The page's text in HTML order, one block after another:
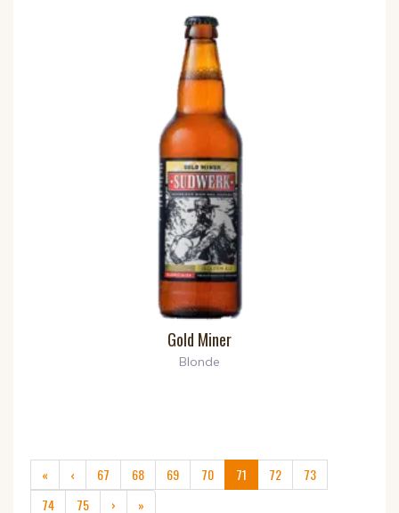
Gold Miner
Blonde
« ‹ 67 68 69 70 71 (current)
72
73
74
75 › »